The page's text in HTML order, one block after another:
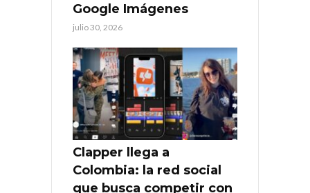
Google Imágenes
julio 30, 2026
Clapper llega a
Colombia: la red social
que busca competir con